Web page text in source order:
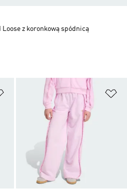
Dodaj do listy życzeń
z koronkową spódnicą